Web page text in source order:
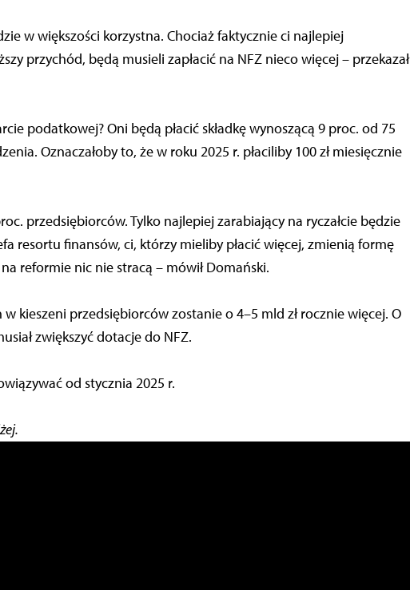
w większości korzystna. Chociaż faktycznie ci najlepiej
przychód, będą musieli zapłacić na NFZ nieco więcej – przekazał
podatkowej? Oni będą płacić składkę wynoszącą 9 proc. od 75
Oznaczałoby to, że w roku 2025 r. płaciliby 100 zł miesięcznie
przedsiębiorców. Tylko najlepiej zarabiający na ryczałcie będzie
resortu finansów, ci, którzy mieliby płacić więcej, zmienią formę
reformie nic nie stracą – mówił Domański.
w kieszeni przedsiębiorców zostanie o 4–5 mld zł rocznie więcej. O
zwiększyć dotacje do NFZ.
od stycznia 2025 r.